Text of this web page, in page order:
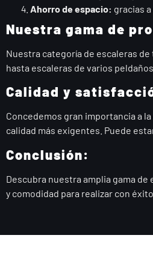
Ahorro de espacio: gracias
Nuestra gama de
Nuestra categoría de escaleras
hasta escaleras de varios
Calidad y
Concedemos gran importancia a
calidad más exigentes. Puede
Conclusión:
Descubra nuestra amplia gama
y comodidad para realizar con